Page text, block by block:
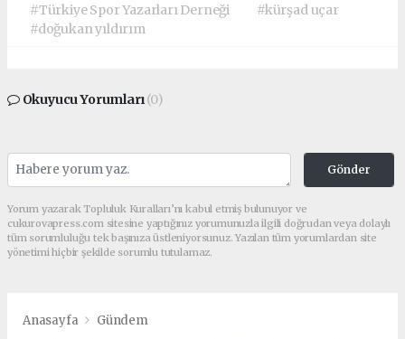
#Türkiye Spor Yazarları Derneği
#kürşad uçar
#doğukan yıldırım
Okuyucu Yorumları(0)
Gönder
Yorum yazarak Topluluk Kuralları’nı kabul etmiş bulunuyor ve
cukurovapress.com sitesine yaptığınız yorumunuzla ilgili doğrudan veya dolaylı
tüm sorumluluğu tek başınıza üstleniyorsunuz. Yazılan tüm yorumlardan site
yönetimi hiçbir şekilde sorumlu tutulamaz.
Anasayfa Gündem